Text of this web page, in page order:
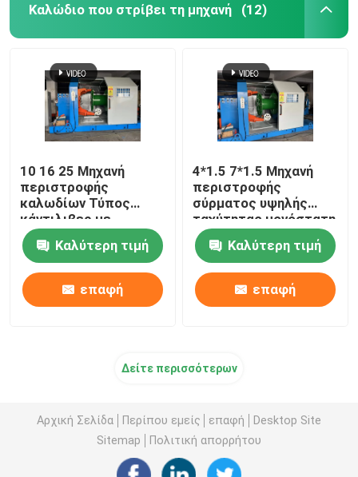
Καλώδιο που στρίβει τη μηχανή (12)
10 16 25 Μηχανή
περιστροφής
καλωδίων Τύπος
κάντιλιβερ με
μετατροπέα Yaskawa
Καλύτερη τιμή
επαφή
4*1.5 7*1.5 Μηχανή
περιστροφής
σύρματος υψηλής
ταχύτητας μονόστατη
Καλύτερη τιμή
επαφή
Δείτε περισσότερων
Αρχική Σελίδα Περίπου εμείς επαφή
Desktop Site
Sitemap
Πολιτική απορρήτου